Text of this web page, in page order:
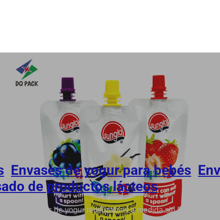
Envases de yogur para bebés
de productos lácteos
de bolsitas de yogur reutilizables a medida sin BPA